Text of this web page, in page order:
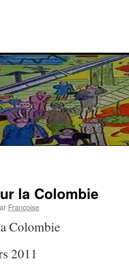
la Colombie
Francoise
Colombie
2011